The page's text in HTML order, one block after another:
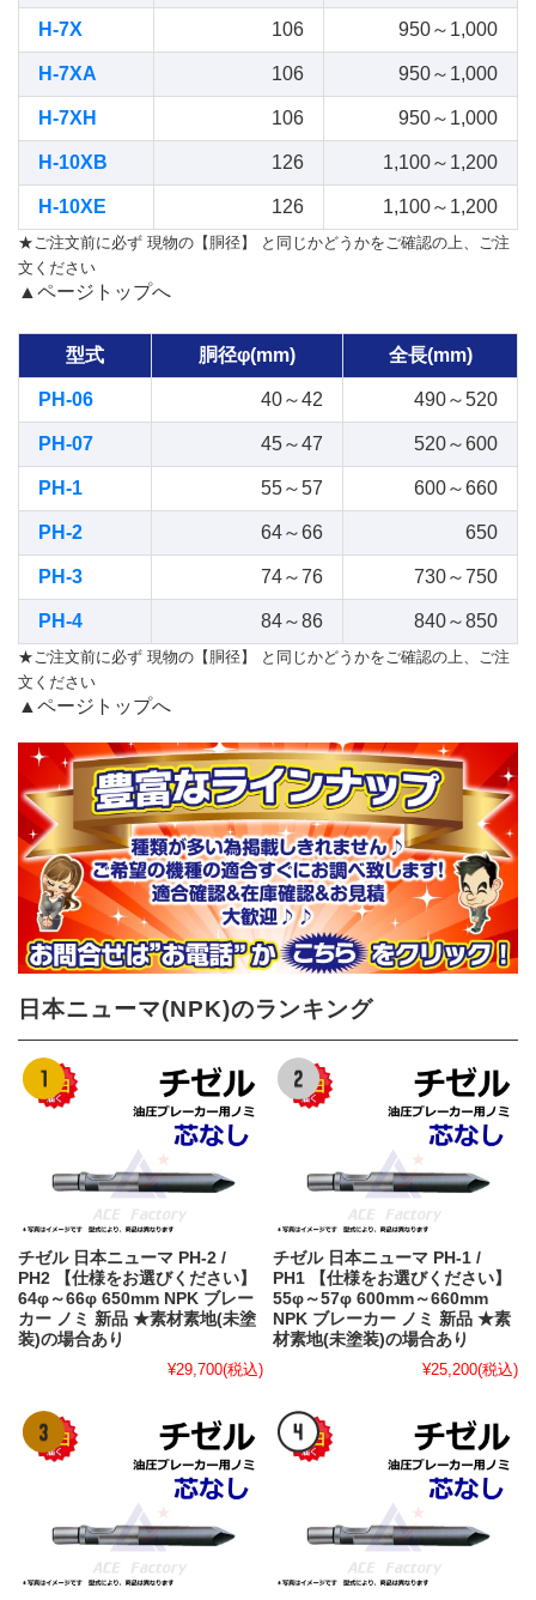
H-7X 106 950～1,000
H-7XA 106 950～1,000
H-7XH 106 950～1,000
H-10XB 126 1,100～1,200
H-10XE 126 1,100～1,200
★ご注文前に必ず 現物の【胴径】 と同じかどうかをご確認の上、ご注
文ください
▲ページトップへ
型式 胴径φ(mm) 全長(mm)
PH-06 40～42 490～520
PH-07 45～47 520～600
PH-1 55～57 600～660
PH-2 64～66 650
PH-3 74～76 730～750
PH-4 84～86 840～850
★ご注文前に必ず 現物の【胴径】 と同じかどうかをご確認の上、ご注
文ください
▲ページトップへ
日本ニューマ(NPK)のランキング
チゼル 日本ニューマ PH-2 /
PH2 【仕様をお選びください】
64φ～66φ 650mm NPK ブレー
カー ノミ 新品 ★素材素地(未塗
装)の場合あり
¥29,700(税込)
チゼル 日本ニューマ PH-1 /
PH1 【仕様をお選びください】
55φ～57φ 600mm～660mm
NPK ブレーカー ノミ 新品 ★素
材素地(未塗装)の場合あり
¥25,200(税込)